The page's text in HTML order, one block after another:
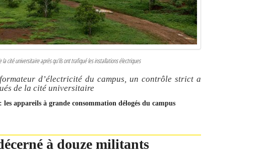
cité universitaire après qu’ils ont trafiqué les installations électriques
d’électricité du campus, un contrôle strict a
de la cité universitaire
appareils à grande consommation délogés du campus
à douze militants